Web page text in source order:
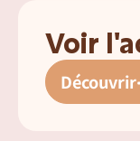
Voir
Découvrir